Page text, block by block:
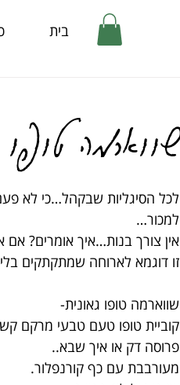
בית
שווארמה
לכל הסיגליות שבקהל…כי לא פעם
למכור…
אין צורך בנות…איך אומרים? אם
זו דוגמא לארוחה שמתקתקים
שווארמה טופו גאונית-
קוביית טופו טעם טבעי מרקם
פרוסה דק או איך שבא..
מעורבבת עם כף קורנפלור.